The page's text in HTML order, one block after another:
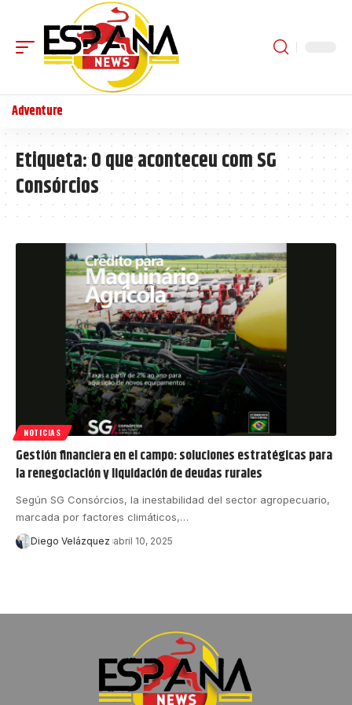
Adventure
Etiqueta:O que aconteceu com SG
Consórcios
NOTICIAS
Gestión financiera en el campo: soluciones estratégicas para
la renegociación y liquidación de deudas rurales
Según SG Consórcios, la inestabilidad del sector agropecuario,
marcada por factores climáticos,…
Diego Velázquez abril 10, 2025